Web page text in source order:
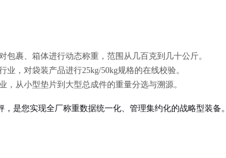
包裹、箱体进行动态称重，范围从几百克到几十公斤。
业，对袋装产品进行25kg/50kg规格的在线校验。
，从小型垫片到大型总成件的重量分选与溯源。
，是您实现全厂称重数据统一化、管理集约化的战略型装备。